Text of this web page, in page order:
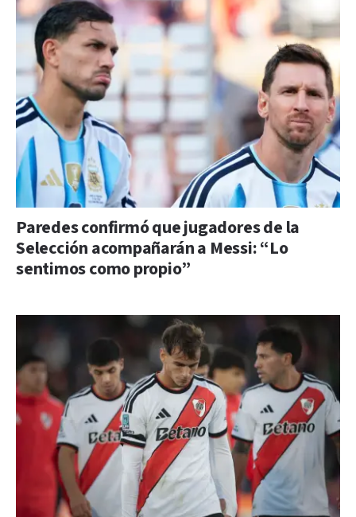
Paredes confirmó que jugadores de la
Selección acompañarán a Messi: “Lo
sentimos como propio”